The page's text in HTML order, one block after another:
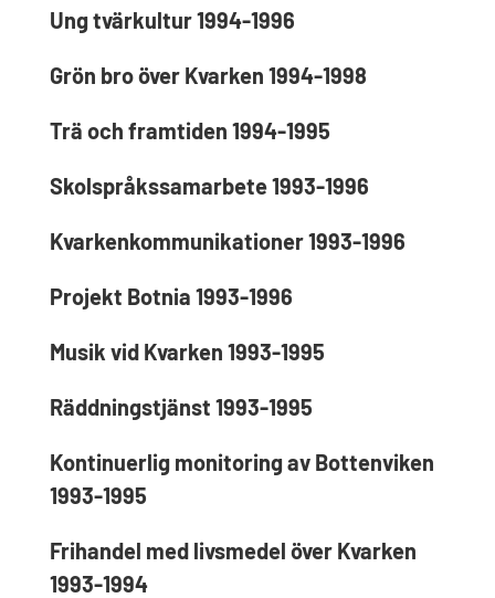
Ung tvärkultur 1994-1996
Grön bro över Kvarken 1994-1998
Trä och framtiden 1994-1995
Skolspråkssamarbete 1993-1996
Kvarkenkommunikationer 1993-1996
Projekt Botnia 1993-1996
Musik vid Kvarken 1993-1995
Räddningstjänst 1993-1995
Kontinuerlig monitoring av Bottenviken
1993-1995
Frihandel med livsmedel över Kvarken
1993-1994